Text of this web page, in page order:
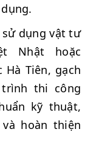
dụng vật tư
Nhật hoặc
Hà Tiên, gạch
trình thi công
kỹ thuật,
hoàn thiện